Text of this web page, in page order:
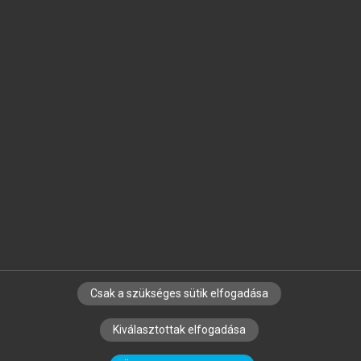
SZERZŐKNEK CÉGEKNEK KÖNYVTÁROSOKNAK
SZERKESZTÉSI ÉS LEKTORÁLÁSI ALAPELVEK
Csak a szükséges sütik elfogadása
Kiválasztottak elfogadása